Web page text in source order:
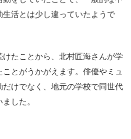
活とは少し違っていたようで
たことから、北村匠海さんが学
とがうかがえます。俳優やミュ
けでなく、地元の学校で同世代
した。